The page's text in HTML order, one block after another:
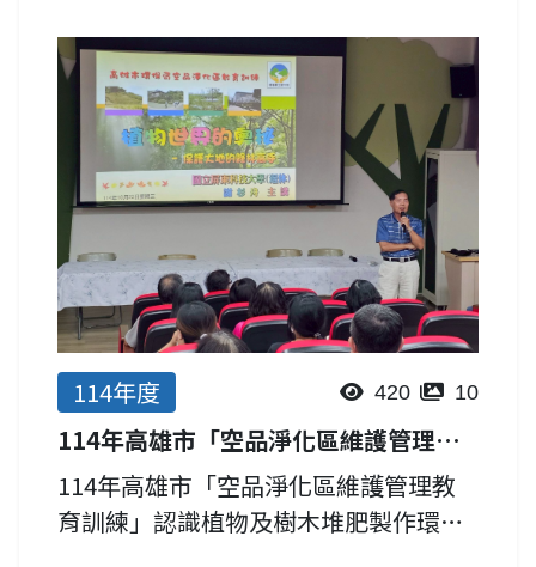
114年度 420 10
114年高雄市「空品淨化區維護管理說明會-認識植物及樹木堆肥製作」
114年高雄市「空品淨化區維護管理教
育訓練」認識植物及樹木堆肥製作環保